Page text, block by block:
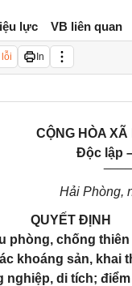
lực VB liên quan
lỗi In
CỘNG HÒA XÃ
Độc lập
Hải Phòng,
QUYẾT ĐỊNH
phòng, chống
khoáng sản, khai
nghiệp, di tích;